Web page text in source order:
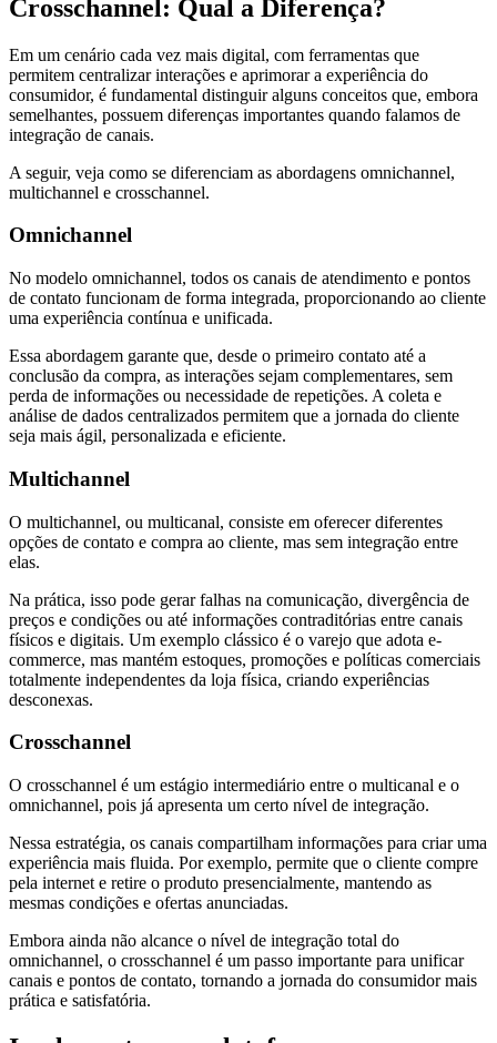
Crosschannel: Qual a Diferença?
Em um cenário cada vez mais digital, com ferramentas que
permitem centralizar interações e aprimorar a experiência do
consumidor, é fundamental distinguir alguns conceitos que, embora
semelhantes, possuem diferenças importantes quando falamos de
integração de canais.
A seguir, veja como se diferenciam as abordagens omnichannel,
multichannel e crosschannel.
Omnichannel
No modelo omnichannel, todos os canais de atendimento e pontos
de contato funcionam de forma integrada, proporcionando ao cliente
uma experiência contínua e unificada.
Essa abordagem garante que, desde o primeiro contato até a
conclusão da compra, as interações sejam complementares, sem
perda de informações ou necessidade de repetições. A coleta e
análise de dados centralizados permitem que a jornada do cliente
seja mais ágil, personalizada e eficiente.
Multichannel
O multichannel, ou multicanal, consiste em oferecer diferentes
opções de contato e compra ao cliente, mas sem integração entre
elas.
Na prática, isso pode gerar falhas na comunicação, divergência de
preços e condições ou até informações contraditórias entre canais
físicos e digitais. Um exemplo clássico é o varejo que adota e-
commerce, mas mantém estoques, promoções e políticas comerciais
totalmente independentes da loja física, criando experiências
desconexas.
Crosschannel
O crosschannel é um estágio intermediário entre o multicanal e o
omnichannel, pois já apresenta um certo nível de integração.
Nessa estratégia, os canais compartilham informações para criar uma
experiência mais fluida. Por exemplo, permite que o cliente compre
pela internet e retire o produto presencialmente, mantendo as
mesmas condições e ofertas anunciadas.
Embora ainda não alcance o nível de integração total do
omnichannel, o crosschannel é um passo importante para unificar
canais e pontos de contato, tornando a jornada do consumidor mais
prática e satisfatória.